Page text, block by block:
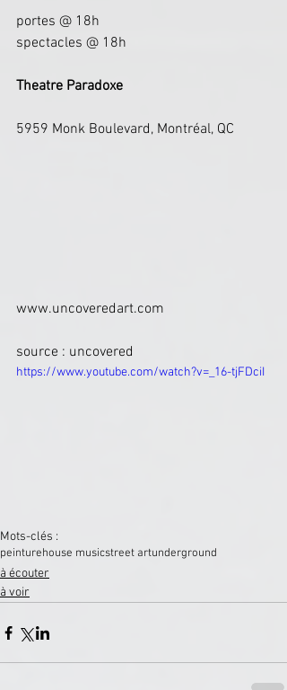
portes @ 18h
spectacles @ 18h
Theatre Paradoxe
5959 Monk Boulevard, Montréal, QC
www.uncoveredart.com
source : uncovered
https://www.youtube.com/watch?v=_16-tjFDciI
Mots-clés :
peinturehouse musicstreet artunderground
à écouter
à voir